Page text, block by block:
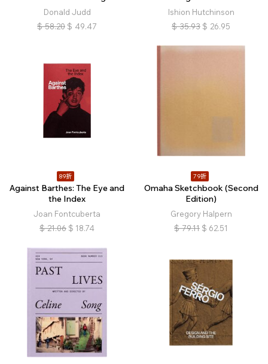
Donald Judd
$ 58.20 $ 49.47
Ishion Hutchinson
$ 35.93 $ 26.95
89折
Against Barthes: The Eye and
the Index
Joan Fontcuberta
$ 21.06 $ 18.74
79折
Omaha Sketchbook (Second
Edition)
Gregory Halpern
$ 79.11 $ 62.51